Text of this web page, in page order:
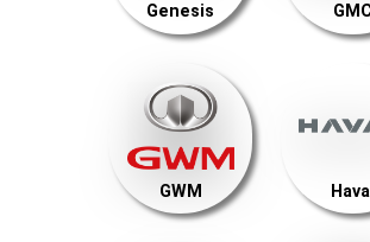
Genesis
GWM Haval